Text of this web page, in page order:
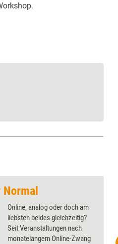
Online, analog oder doch am
liebsten beides gleichzeitig?
Seit Veranstaltungen nach
monatelangem Online-Zwang